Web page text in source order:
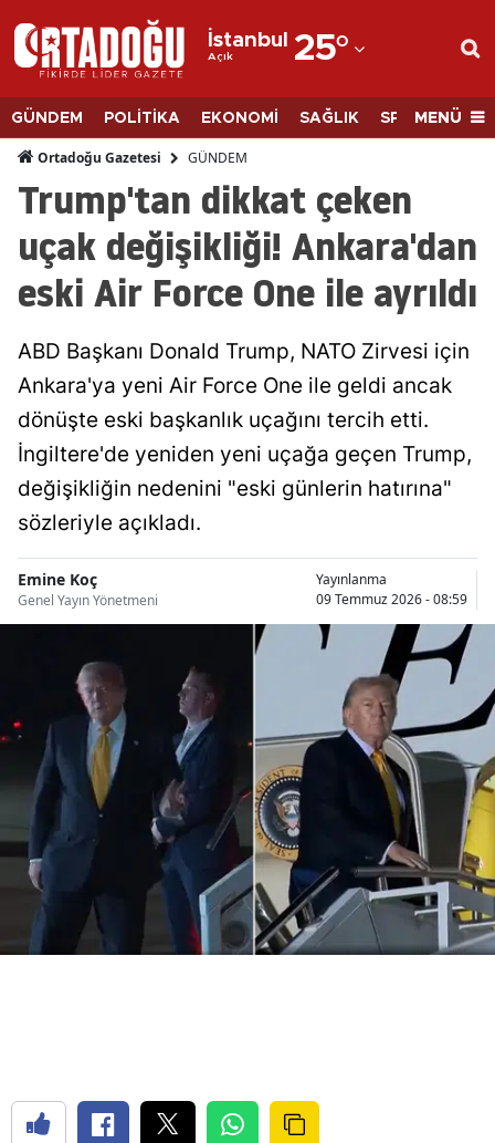
İstanbul
Açık 25°
Adana
Adıyaman
Afyonkarahisar
Ağrı
Amasya
Ankara
Antalya
Artvin
Aydın
Balıkesir
Bingöl
Bolu
Bursa
Çanakkale
Çankırı
Çorum
Denizli
Erzincan
GÜNDEM POLİTİKA EKONOMİ SAĞLIK SPORMENÜ
Ortadoğu Gazetesi GÜNDEM
Trump'tan dikkat çeken
uçak değişikliği! Ankara'dan
eski Air Force One ile ayrıldı
ABD Başkanı Donald Trump, NATO Zirvesi için
Ankara'ya yeni Air Force One ile geldi ancak
dönüşte eski başkanlık uçağını tercih etti.
İngiltere'de yeniden yeni uçağa geçen Trump,
değişikliğin nedenini "eski günlerin hatırına"
sözleriyle açıkladı.
Emine Koç
Genel Yayın Yönetmeni
Yayınlanma
09 Temmuz 2026 - 08:59